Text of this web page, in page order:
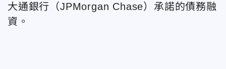
大通銀行（JPMorgan Chase）承諾的債務融
資。